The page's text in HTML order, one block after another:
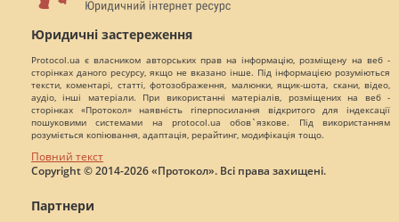
Юридичні застереження
Protocol.ua є власником авторських прав на інформацію, розміщену на веб -
сторінках даного ресурсу, якщо не вказано інше. Під інформацією розуміються
тексти, коментарі, статті, фотозображення, малюнки, ящик-шота, скани, відео,
аудіо, інші матеріали. При використанні матеріалів, розміщених на веб -
сторінках «Протокол» наявність гіперпосилання відкритого для індексації
пошуковими системами на protocol.ua обов`язкове. Під використанням
розуміється копіювання, адаптація, рерайтинг, модифікація тощо.
Повний текст
Copyright © 2014-2026 «Протокол». Всі права захищені.
Партнери